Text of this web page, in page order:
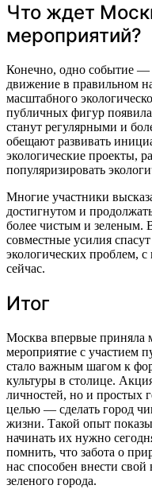
Что ждет
мероприятий?
Конечно, одно событие —
движение в правильном
масштабного
публичных фигур
станут регулярными и
обещают развивать
экологические проекты,
популяризировать
Многие участники
достигнутом и
более чистым и зеленым.
совместные усилия
экологических проблем,
сейчас.
Итог
Москва впервые приняла
мероприятие с участием
стало важным шагом к
культуры в столице.
личностей, но и простых
целью — сделать город
жизни. Такой опыт
начинать их нужно
помнить, что забота о
нас способен внести свой
зеленого города.